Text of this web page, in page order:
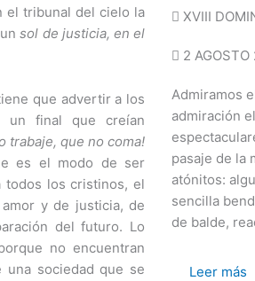
el tribunal del cielo la
unsol de justicia, en el
que advertir a los
un final que creían
trabaje, que no coma!
es el modo de ser
todos los cristinos, el
y de justicia, de
del futuro. Lo
no encuentran
una sociedad que se
XVIII
2
Admiramos
admiración
pasaje de la
atónitos:
sencilla
de balde,
Leer más